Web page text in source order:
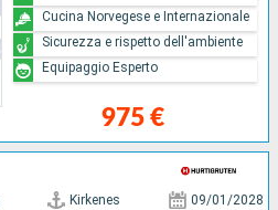
975 €
Cucina Norvegese e Internazionale
Sicurezza e rispetto dell'ambiente
Equipaggio Esperto
Kirkenes 09/01/2028